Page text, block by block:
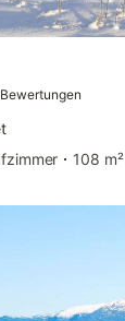
Bewertungen
108 m²